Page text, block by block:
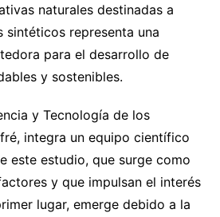
naturales destinadas a
sintéticos representa una
para el desarrollo de
y sostenibles.
y Tecnología de los
integra un equipo científico
este estudio, que surge como
y que impulsan el interés
lugar, emerge debido a la